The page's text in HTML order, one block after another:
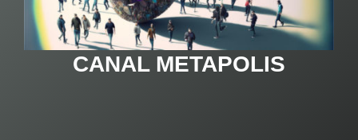
CANAL METAPOLIS